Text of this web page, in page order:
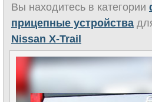
Вы находитесь в категории
прицепные устройства
Nissan X-Trail